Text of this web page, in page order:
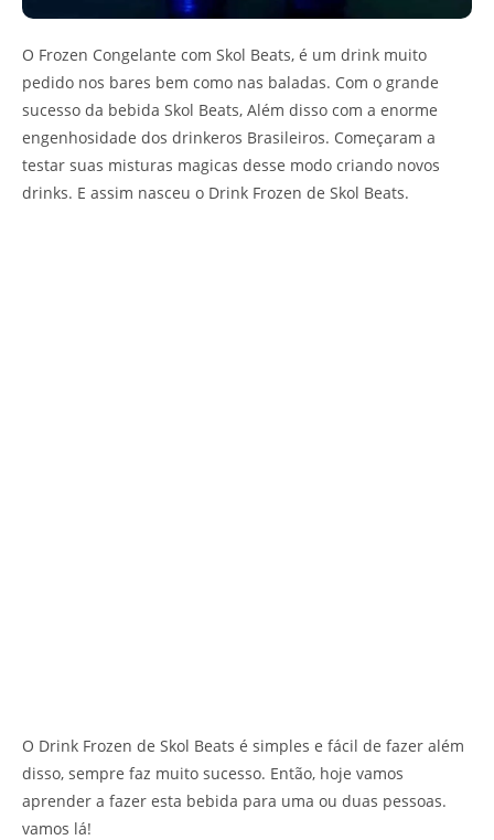
O Frozen Congelante com Skol Beats, é um drink muito
pedido nos bares bem como nas baladas. Com o grande
sucesso da bebida Skol Beats, Além disso com a enorme
engenhosidade dos drinkeros Brasileiros. Começaram a
testar suas misturas magicas desse modo criando novos
drinks. E assim nasceu o Drink Frozen de Skol Beats.
O Drink Frozen de Skol Beats é simples e fácil de fazer além
disso, sempre faz muito sucesso. Então, hoje vamos
aprender a fazer esta bebida para uma ou duas pessoas.
vamos lá!